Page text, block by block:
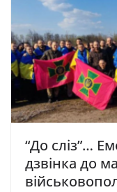
“До сліз”…
дзвінка до